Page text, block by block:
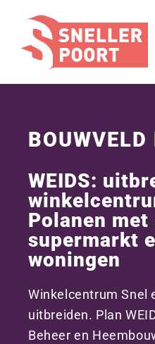
inhoud
WEIDS:
Polanen
supermarkt
woningen
Winkelcentrum Snel
uitbreiden. Plan
Beheer en